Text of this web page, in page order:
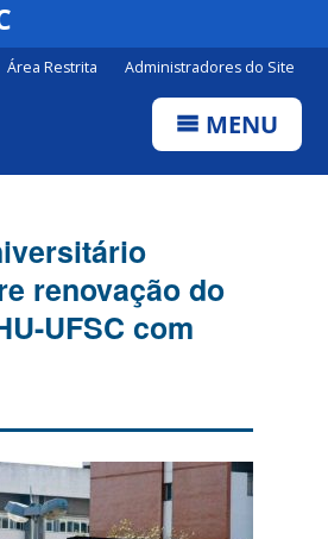
Área Restrita Administradores do Site
MENU
renovação do
UFSC com